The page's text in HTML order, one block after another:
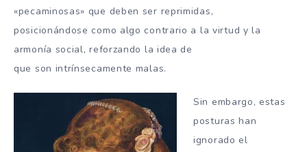
«pecaminosas» que deben ser reprimidas,
posicionándose como algo contrario a la virtud y la
armonía social, reforzando la idea de
que son intrínsecamente malas.
Sin embargo, estas
posturas han
ignorado el